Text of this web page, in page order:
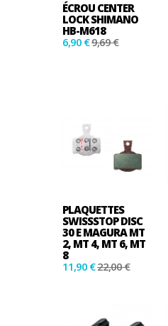
ÉCROU CENTER
LOCK SHIMANO
HB-M618
6,90 €9,69 €
PLAQUETTES
SWISSSTOP DISC
30 E MAGURA MT
2, MT 4, MT 6, MT
8
11,90 €22,00 €